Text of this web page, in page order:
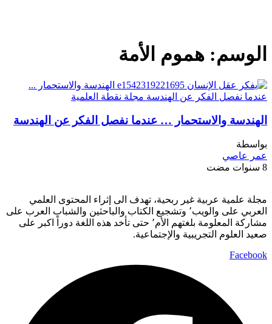
الوسم: هموم الأمة
الهندسة والاستحمار … عندما نفصل الفكر عن الهندسة
بواسطة
عمر عاصي
8 سنوات مضت
مجلة علمية عربية غير ربحية، تهدف الى إثراء المحتوى العلمي
العربي على والويب٬ وتشجيع الكتاب والباحثين والشباب العرب على
مشاركة المعلومة بلغتهم الأم٬ حتى تأخد هذه اللغة دوراً اكبر على
صعيد العلوم التجريبية والإجتماعية.
Facebook